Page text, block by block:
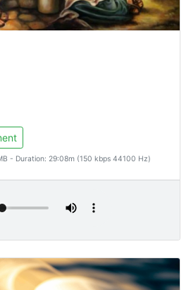
- Duration: 29:08m (150 kbps 44100 Hz)